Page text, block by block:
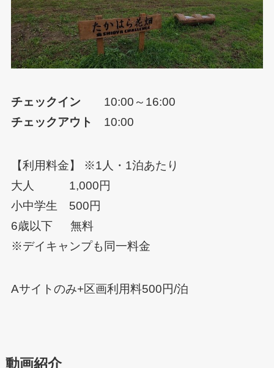
チェックイン 10:00～16:00
チェックアウト
10:00
【利用料金】 ※1人・1泊あたり
大人 1,000円
小中学生 500円
6歳以下 無料
※デイキャンプも同一料金
Aサイトのみ+区画利用料500円/泊
動画紹介